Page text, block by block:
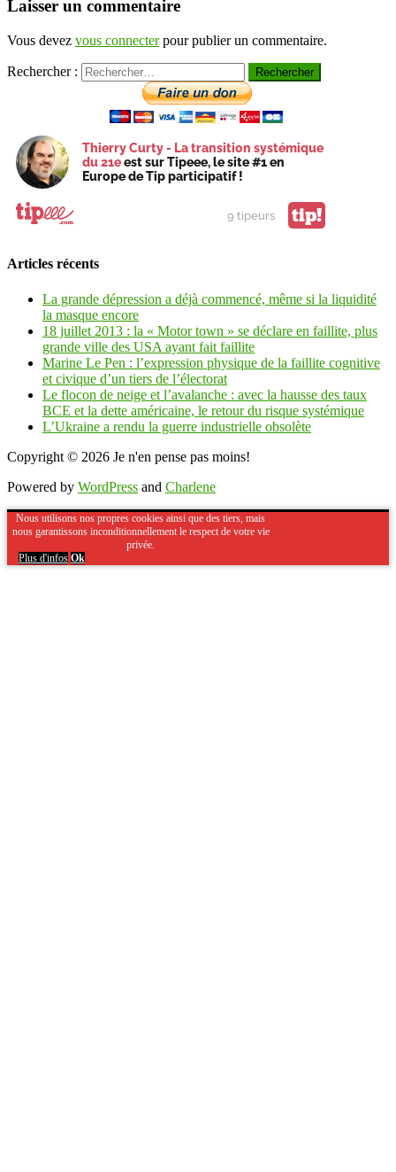
Laisser un commentaire
Vous devez vous connecterpour publier un commentaire.
Rechercher :
Thierry Curty - La transition systémique
du 21eest sur Tipeee, le site #1 en
Europe de Tip participatif !
9 tipeurs tip!
Articles récents
La grande dépression a déjà commencé, même si la liquidité
la masque encore
18 juillet 2013 : la « Motor town » se déclare en faillite, plus
grande ville des USA ayant fait faillite
Marine Le Pen : l’expression physique de la faillite cognitive
et civique d’un tiers de l’électorat
Le flocon de neige et l’avalanche : avec la hausse des taux
BCE et la dette américaine, le retour du risque systémique
L’Ukraine a rendu la guerre industrielle obsolète
Copyright © 2026 Je n'en pense pas moins!
Powered by WordPress and Charlene
Nous utilisons nos propres cookies ainsi que des tiers, mais
nous garantissons inconditionnellement le respect de votre vie
privée.
Plus d'infos Ok